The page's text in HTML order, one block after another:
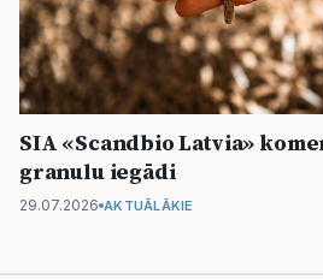
SIA «Scandbio Latvia»
granulu iegādi
29.07.2026 AKTUĀLĀKIE